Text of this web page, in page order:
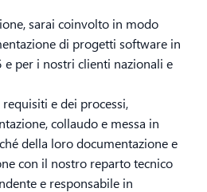
sarai coinvolto in modo
di progetti software in
per i nostri clienti nazionali e
e dei processi,
collaudo e messa in
della loro documentazione e
con il nostro reparto tecnico
e responsabile in